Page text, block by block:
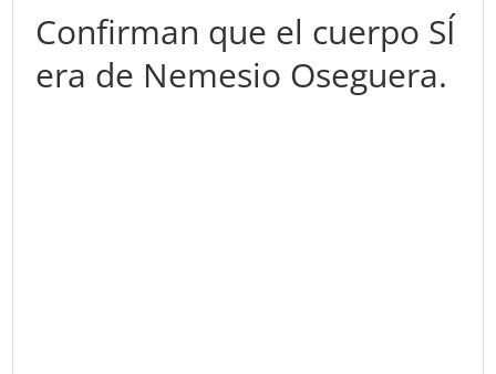
Confirman que el cuerpo SÍ
era de Nemesio Oseguera.